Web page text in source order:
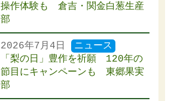
操作体験も 倉吉・関金白葱生産
部
2026年7月4日
ニュース
「梨の日」豊作を祈願 120年の
節目にキャンペーンも 東郷果実
部